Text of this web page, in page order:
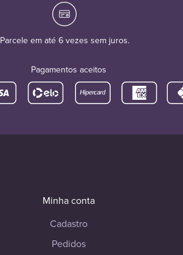
Parcele em até 6 vezes sem juros.
Pagamentos aceitos
Minha conta
Cadastro
Pedidos